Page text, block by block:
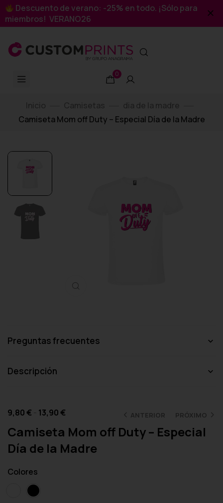
Descuento de verano: -25% en todo. ¡Sólo para
miembros! VERANO26
0
Inicio Camisetas
dia de la madre
Camiseta Mom off Duty – Especial Día de la Madre
Preguntas frecuentes
Descripción
ANTERIOR PRÓXIMO
9,80€ 13,90€
Camiseta Mom off Duty – Especial
Día de la Madre
Colores